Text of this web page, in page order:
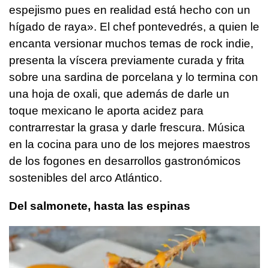
espejismo pues en realidad está hecho con un
hígado de raya». El chef pontevedrés, a quien le
encanta versionar muchos temas de rock indie,
presenta la víscera previamente curada y frita
sobre una sardina de porcelana y lo termina con
una hoja de oxali, que además de darle un
toque mexicano le aporta acidez para
contrarrestar la grasa y darle frescura. Música
en la cocina para uno de los mejores maestros
de los fogones en desarrollos gastronómicos
sostenibles del arco Atlántico.
Del salmonete, hasta las espinas